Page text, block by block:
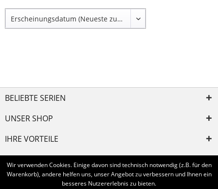
BELIEBTE SERIEN
UNSER SHOP
IHRE VORTEILE
INFORMIERT BLEIBEN
Bestellung widerrufen
Wir verwenden Cookies. Einige davon sind technisch notwendig (z.B. für den
Warenkorb), andere helfen uns, unser Angebot zu verbessern und Ihnen ein
besseres Nutzererlebnis zu bieten.